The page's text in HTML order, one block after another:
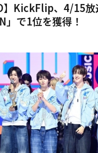
】KickFlip、4/15放
」で1位を獲得！